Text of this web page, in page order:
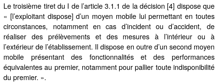
Le troisième tiret du I de l’article 3.1.1 de la décision [4] dispose que
« [l’exploitant dispose] d’un moyen mobile lui permettant en toutes
circonstances, notamment en cas d’incident ou d’accident, de
réaliser des prélèvements et des mesures à l’intérieur ou à
l’extérieur de l’établissement. Il dispose en outre d’un second moyen
mobile présentant des fonctionnalités et des performances
équivalentes au premier, notamment pour pallier toute indisponibilité
du premier. ».